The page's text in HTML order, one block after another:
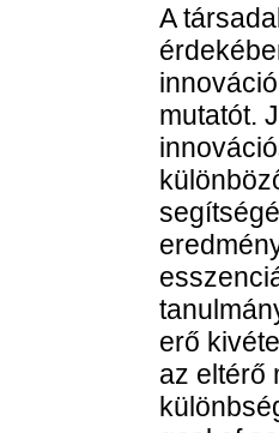
A
mutatót.
erő
az eltérő